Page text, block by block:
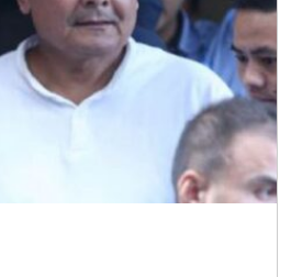
रिहा गर्न अदालतको आदेश